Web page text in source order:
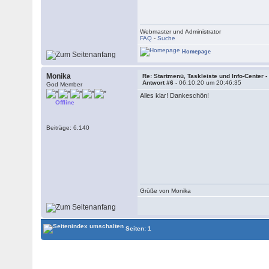
Webmaster und Administrator
FAQ -Suche
Homepage
Monika
God Member
Offline
Beiträge: 6.140
Re: Startmenü, Taskleiste und Info-Center
Antwort #6 -06.10.20 um 20:46:35
Alles klar! Dankeschön!
Grüße von Monika
Seiten: 1